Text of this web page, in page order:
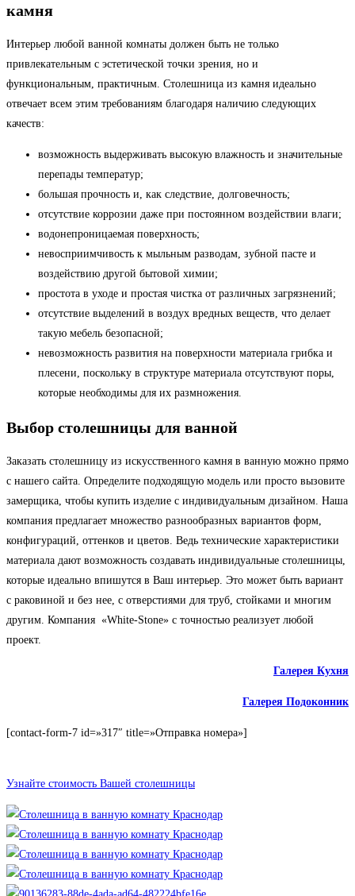
камня
Интерьер любой ванной комнаты должен быть не только
привлекательным с эстетической точки зрения, но и
функциональным, практичным. Столешница из камня идеально
отвечает всем этим требованиям благодаря наличию следующих
качеств:
возможность выдерживать высокую влажность и значительные
перепады температур;
большая прочность и, как следствие, долговечность;
отсутствие коррозии даже при постоянном воздействии влаги;
водонепроницаемая поверхность;
невосприимчивость к мыльным разводам, зубной пасте и
воздействию другой бытовой химии;
простота в уходе и простая чистка от различных загрязнений;
отсутствие выделений в воздух вредных веществ, что делает
такую мебель безопасной;
невозможность развития на поверхности материала грибка и
плесени, поскольку в структуре материала отсутствуют поры,
которые необходимы для их размножения.
Выбор столешницы для ванной
Заказать столешницу из искусственного камня в ванную можно прямо
с нашего сайта. Определите подходящую модель или просто вызовите
замерщика, чтобы купить изделие с индивидуальным дизайном. Наша
компания предлагает множество разнообразных вариантов форм,
конфигураций, оттенков и цветов. Ведь технические характеристики
материала дают возможность создавать индивидуальные столешницы,
которые идеально впишутся в Ваш интерьер. Это может быть вариант
с раковиной и без нее, с отверстиями для труб, стойками и многим
другим. Компания «White-Stone» с точностью реализует любой
проект.
Галерея Кухня
Галерея Подоконник
[contact-form-7 id=»317″ title=»Отправка номера»]
Узнайте стоимость Вашей столешницы